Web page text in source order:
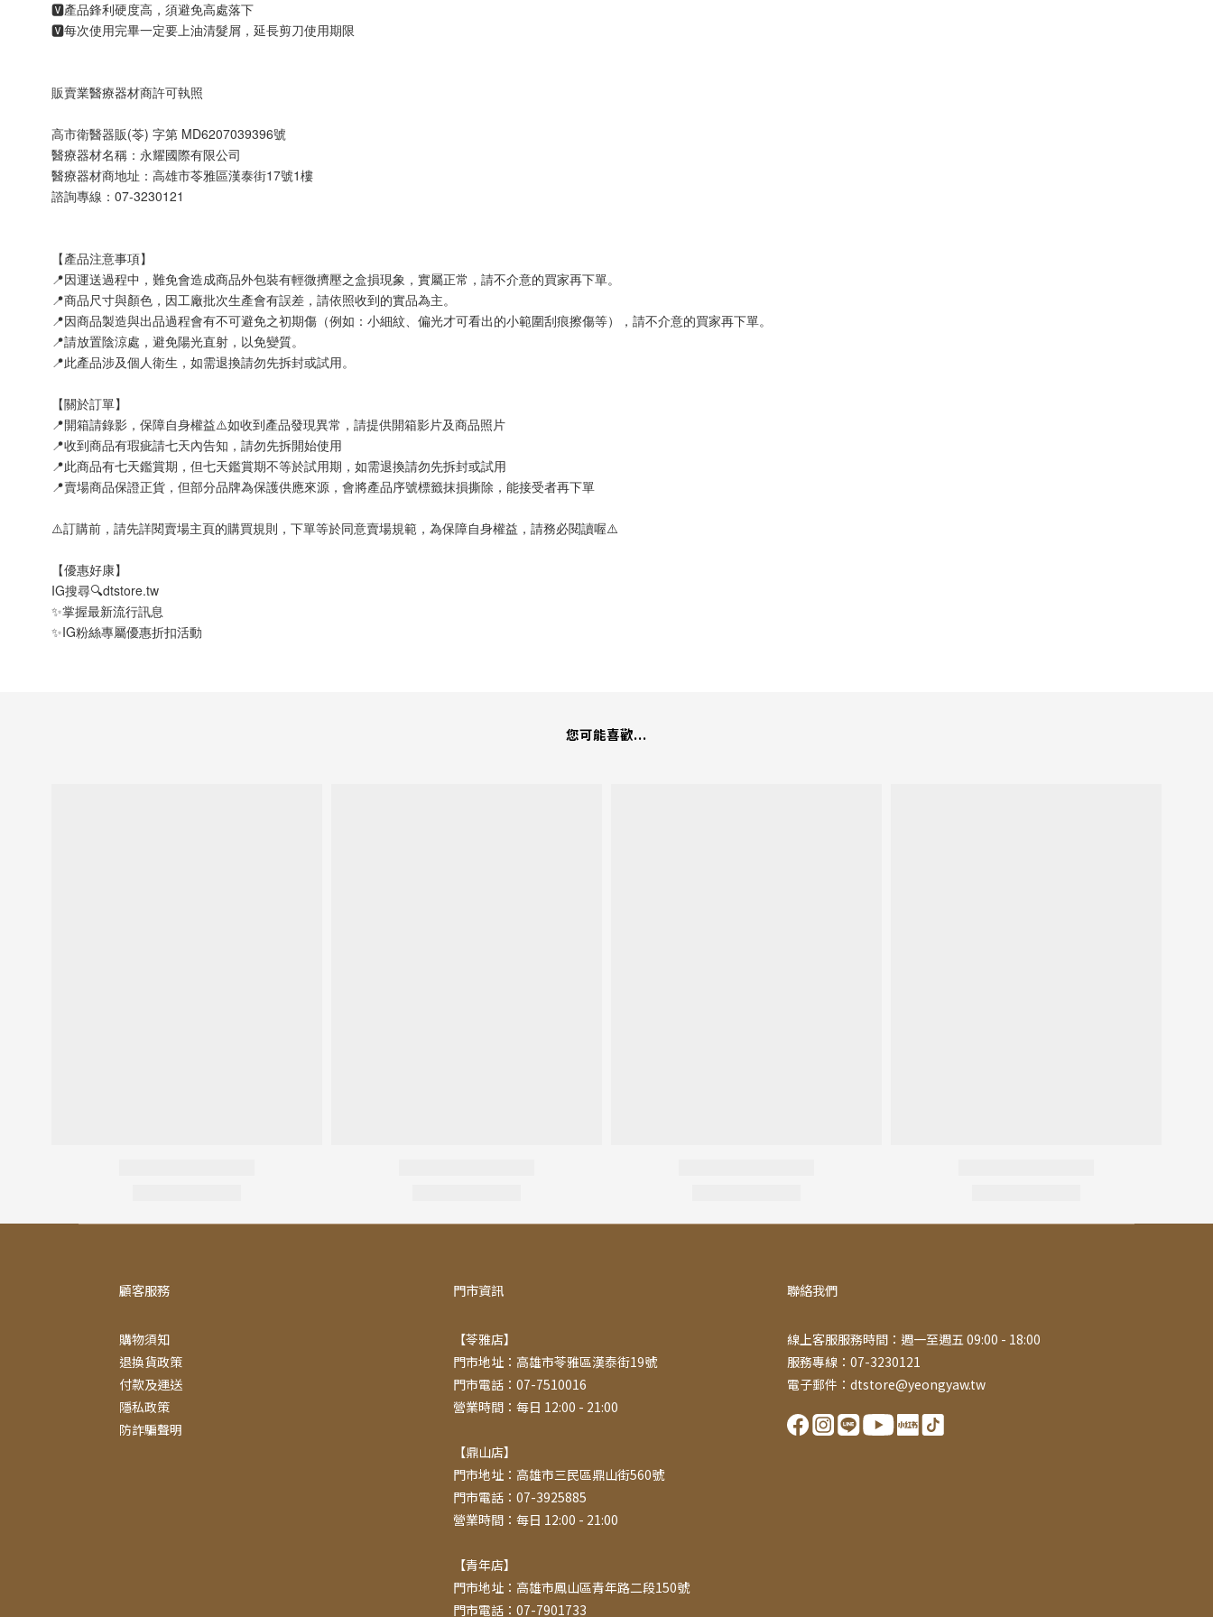
🆅產品鋒利硬度高，須避免高處落下
🆅每次使用完畢一定要上油清髮屑，延長剪刀使用期限
販賣業醫療器材商許可執照
高市衛醫器販(苓) 字第 MD6207039396號
醫療器材名稱：永耀國際有限公司
醫療器材商地址：高雄市苓雅區漢泰街17號1樓
諮詢專線：07-3230121
【產品注意事項】
📍因運送過程中，難免會造成商品外包裝有輕微擠壓之盒損現象，實屬正常，請不介意的買家再下單。
📍商品尺寸與顏色，因工廠批次生產會有誤差，請依照收到的實品為主。
📍因商品製造與出品過程會有不可避免之初期傷（例如：小細紋、偏光才可看出的小範圍刮痕擦傷等），請不介意的買家再下單。
📍請放置陰涼處，避免陽光直射，以免變質。
📍此產品涉及個人衛生，如需退換請勿先拆封或試用。
【關於訂單】
📍開箱請錄影，保障自身權益⚠️如收到產品發現異常，請提供開箱影片及商品照片
📍收到商品有瑕疵請七天內告知，請勿先拆開始使用
📍此商品有七天鑑賞期，但七天鑑賞期不等於試用期，如需退換請勿先拆封或試用
📍賣場商品保證正貨，但部分品牌為保護供應來源，會將產品序號標籤抹損撕除，能接受者再下單
⚠️訂購前，請先詳閱賣場主頁的購買規則，下單等於同意賣場規範，為保障自身權益，請務必閱讀喔⚠️
【優惠好康】
IG搜尋🔍dtstore.tw
✨掌握最新流行訊息
✨IG粉絲專屬優惠折扣活動
您可能喜歡...
顧客服務
購物須知
退換貨政策
付款及運送
隱私政策
防詐騙聲明
門市資訊
【苓雅店】
門市地址：高雄市苓雅區漢泰街19號
門市電話：07-7510016
營業時間：每日 12:00 - 21:00
【鼎山店】
門市地址：高雄市三民區鼎山街560號
門市電話：07-3925885
營業時間：每日 12:00 - 21:00
【青年店】
門市地址：高雄市鳳山區青年路二段150號
門市電話：07-7901733
聯絡我們
線上客服服務時間：週一至週五 09:00 - 18:00
服務專線：07-3230121
電子郵件：dtstore@yeongyaw.tw